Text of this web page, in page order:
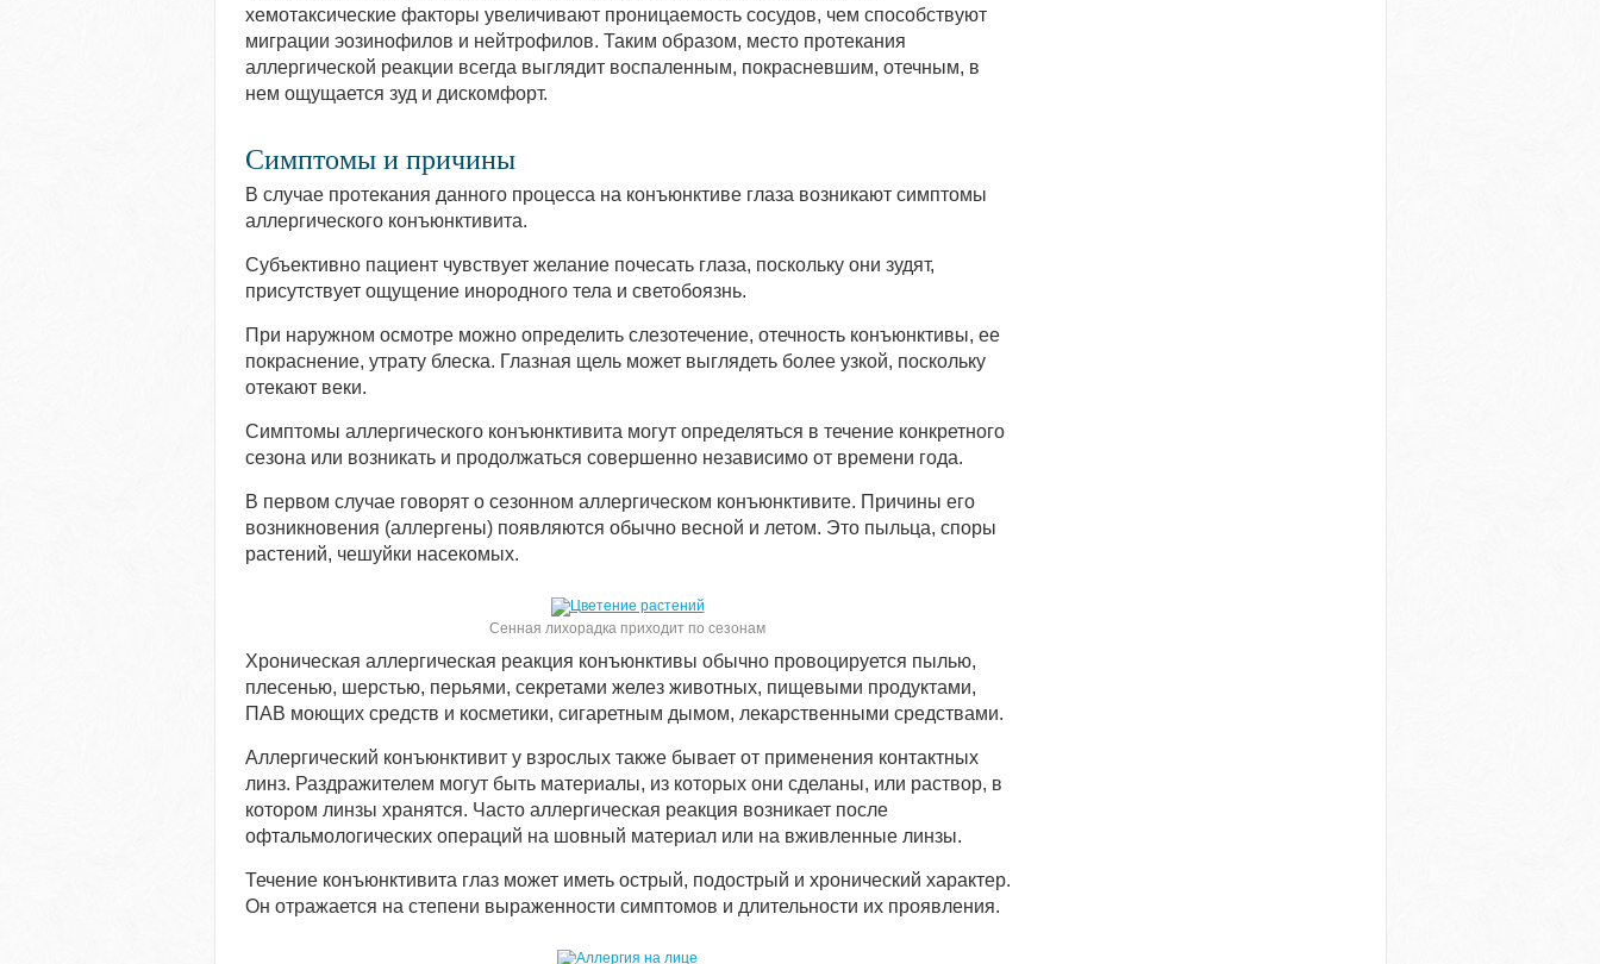
хемотаксические факторы увеличивают проницаемость сосудов, чем способствуют
миграции эозинофилов и нейтрофилов. Таким образом, место протекания
аллергической реакции всегда выглядит воспаленным, покрасневшим, отечным, в
нем ощущается зуд и дискомфорт.
Симптомы и причины
В случае протекания данного процесса на конъюнктиве глаза возникают симптомы
аллергического конъюнктивита.
Субъективно пациент чувствует желание почесать глаза, поскольку они зудят,
присутствует ощущение инородного тела и светобоязнь.
При наружном осмотре можно определить слезотечение, отечность конъюнктивы, ее
покраснение, утрату блеска. Глазная щель может выглядеть более узкой, поскольку
отекают веки.
Симптомы аллергического конъюнктивита могут определяться в течение конкретного
сезона или возникать и продолжаться совершенно независимо от времени года.
В первом случае говорят о сезонном аллергическом конъюнктивите. Причины его
возникновения (аллергены) появляются обычно весной и летом. Это пыльца, споры
растений, чешуйки насекомых.
Сенная лихорадка приходит по сезонам
Хроническая аллергическая реакция конъюнктивы обычно провоцируется пылью,
плесенью, шерстью, перьями, секретами желез животных, пищевыми продуктами,
ПАВ моющих средств и косметики, сигаретным дымом, лекарственными средствами.
Аллергический конъюнктивит у взрослых также бывает от применения контактных
линз. Раздражителем могут быть материалы, из которых они сделаны, или раствор, в
котором линзы хранятся. Часто аллергическая реакция возникает после
офтальмологических операций на шовный материал или на вживленные линзы.
Течение конъюнктивита глаз может иметь острый, подострый и хронический характер.
Он отражается на степени выраженности симптомов и длительности их проявления.